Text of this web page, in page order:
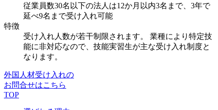
従業員数30名以下の法人は12か月以内3名まで、3年で
延べ9名まで受け入れ可能
特徴
受け入れ人数が若干制限されます。 業種により特定技
能に非対応なので、技能実習生が主な受け入れ制度と
なります。
外国人材受け入れの
お問合せはこちら
TOP